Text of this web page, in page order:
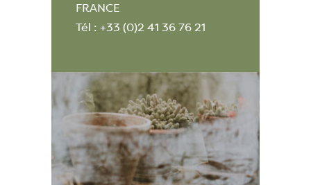
FRANCE
Tél : +33 (0)2 41 36 76 21